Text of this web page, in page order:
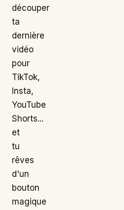
découper
ta
dernière
vidéo
pour
TikTok,
Insta,
YouTube
Shorts...
et
tu
rêves
d'un
bouton
magique